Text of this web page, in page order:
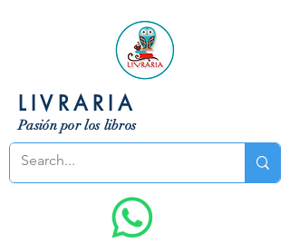
LIVRARIA
Pasión por los libros